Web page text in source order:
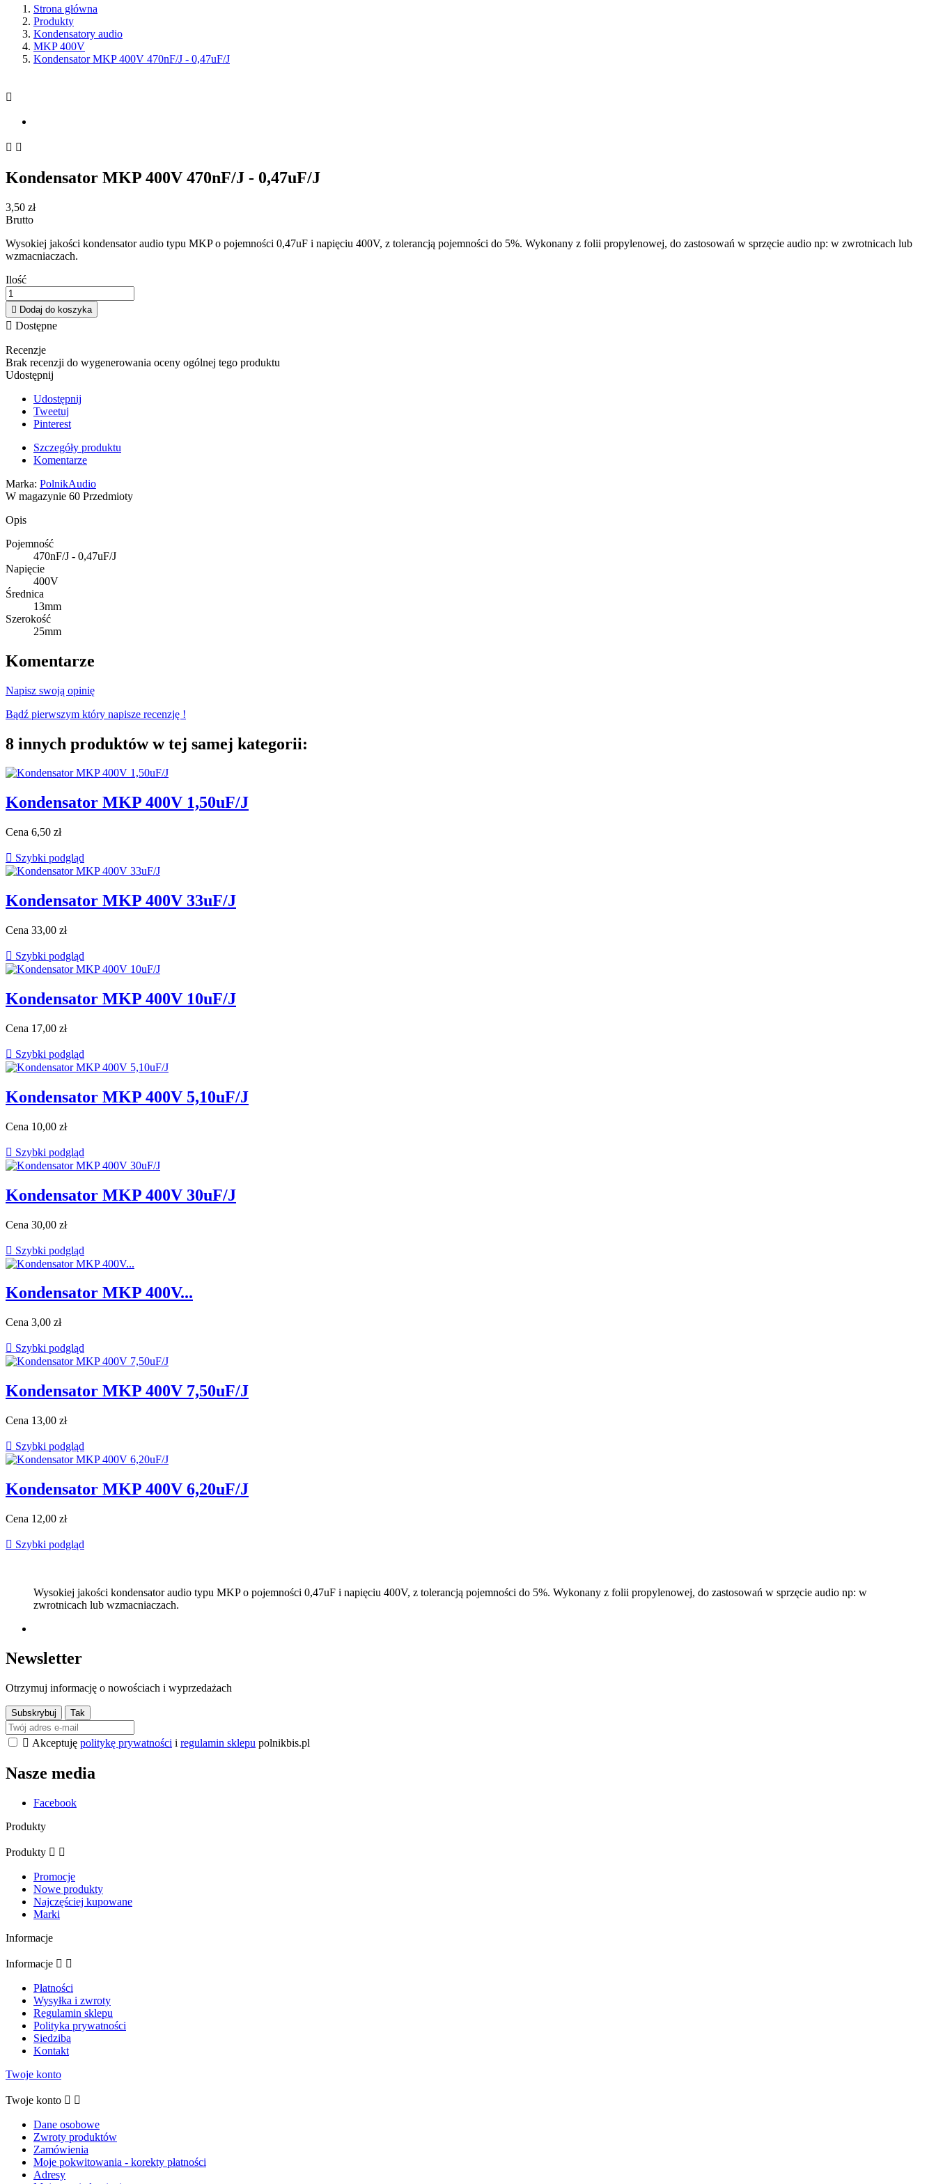
Strona główna
Produkty
Kondensatory audio
MKP 400V
Kondensator MKP 400V 470nF/J - 0,47uF/J

 
Kondensator MKP 400V 470nF/J - 0,47uF/J
3,50 zł
Brutto
Wysokiej jakości kondensator audio typu MKP o pojemności 0,47uF i napięciu 400V, z tolerancją pojemności do 5%. Wykonany z folii propylenowej, do zastosowań w sprzęcie audio np: w zwrotnicach lub
wzmacniaczach.
Ilość
 Dodaj do koszyka
 Dostępne
Recenzje
Brak recenzji do wygenerowania oceny ogólnej tego produktu
Udostępnij
Udostępnij
Tweetuj
Pinterest
Szczegóły produktu
Komentarze
Marka: PolnikAudio
W magazynie 60 Przedmioty
Opis
Pojemność
470nF/J - 0,47uF/J
Napięcie
400V
Średnica
13mm
Szerokość
25mm
Komentarze
Napisz swoją opinię
Bądź pierwszym który napisze recenzję !
8 innych produktów w tej samej kategorii:
Kondensator MKP 400V 1,50uF/J
Cena 6,50 zł
 Szybki podgląd
Kondensator MKP 400V 33uF/J
Cena 33,00 zł
 Szybki podgląd
Kondensator MKP 400V 10uF/J
Cena 17,00 zł
 Szybki podgląd
Kondensator MKP 400V 5,10uF/J
Cena 10,00 zł
 Szybki podgląd
Kondensator MKP 400V 30uF/J
Cena 30,00 zł
 Szybki podgląd
Kondensator MKP 400V...
Cena 3,00 zł
 Szybki podgląd
Kondensator MKP 400V 7,50uF/J
Cena 13,00 zł
 Szybki podgląd
Kondensator MKP 400V 6,20uF/J
Cena 12,00 zł
 Szybki podgląd
Wysokiej jakości kondensator audio typu MKP o pojemności 0,47uF i napięciu 400V, z tolerancją pojemności do 5%. Wykonany z folii propylenowej, do zastosowań w sprzęcie audio np: w
zwrotnicach lub wzmacniaczach.
Newsletter
Otrzymuj informację o nowościach i wyprzedażach
 Akceptuję politykę prywatności i regulamin sklepu polnikbis.pl
Nasze media
Facebook
Produkty
Produkty  
Promocje
Nowe produkty
Najczęściej kupowane
Marki
Informacje
Informacje  
Płatności
Wysyłka i zwroty
Regulamin sklepu
Polityka prywatności
Siedziba
Kontakt
Twoje konto
Twoje konto  
Dane osobowe
Zwroty produktów
Zamówienia
Moje pokwitowania - korekty płatności
Adresy